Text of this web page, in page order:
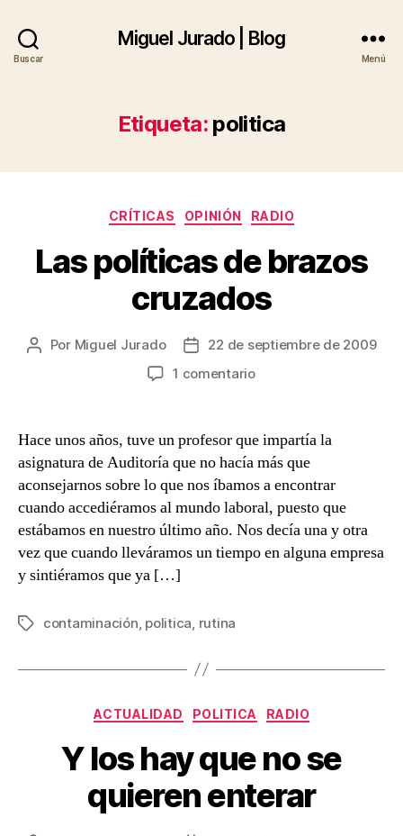
Buscar
Miguel Jurado | Blog
Menú
Etiqueta: politica
Categorías
CRÍTICAS OPINIÓN RADIO
Las políticas de brazos
cruzados
Autor
Por Miguel Jurado
Fecha22 de septiembre de 2009
1 comentarioen
de
brazos
cruzados
Hace unos años, tuve un profesor que impartía la
asignatura de Auditoría que no hacía más que
aconsejarnos sobre lo que nos íbamos a encontrar
cuando accediéramos al mundo laboral, puesto que
estábamos en nuestro último año. Nos decía una y otra
vez que cuando lleváramos un tiempo en alguna empresa
y sintiéramos que ya […]
Etiquetas
contaminación politica rutina
Categorías
ACTUALIDAD POLITICA RADIO
Y los hay que no se
quieren enterar